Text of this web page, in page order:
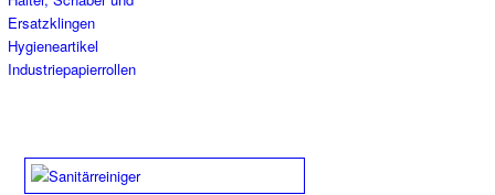
Ersatzklingen
Hygieneartikel
Industriepapierrollen